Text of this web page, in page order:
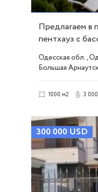
Предлагаем в
пентхауз с
города ID 15170
Одесская обл.,
Большая
1000 м2 3
300 000 USD